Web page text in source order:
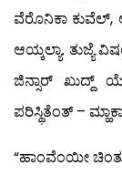
ವೆರೊನಿಕಾ ಕುವೆಲ್,
ಆಯ್ಕಲ್ಯಾ. ತುಜ್ಯೆ
ಜಿನ್ಸಾರ್ ಖುದ್ದ್
ಪರಿಸ್ಥಿತೆಂತ್ –
“ಹಾಂವೆಂಯೀ